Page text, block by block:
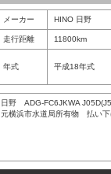
メーカー HINO 日野
走行距離 11800km
年式 平成18年式
日野 ADG-FC6JKWA
元横浜市水道局所有物 払い